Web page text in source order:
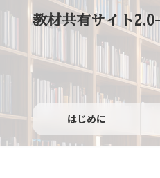
ン
ッ
ー
移
教材共有サイト
はじめに